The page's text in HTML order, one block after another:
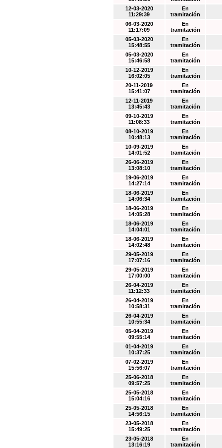
12-03-2020
11:29:39
En
tramitación
06-03-2020
11:17:09
En
tramitación
05-03-2020
15:48:55
En
tramitación
05-03-2020
15:46:58
En
tramitación
10-12-2019
16:02:05
En
tramitación
20-11-2019
15:41:07
En
tramitación
12-11-2019
13:45:43
En
tramitación
09-10-2019
11:08:33
En
tramitación
08-10-2019
10:48:13
En
tramitación
10-09-2019
14:01:52
En
tramitación
26-06-2019
13:08:10
En
tramitación
19-06-2019
14:27:14
En
tramitación
18-06-2019
14:06:34
En
tramitación
18-06-2019
14:05:28
En
tramitación
18-06-2019
14:04:01
En
tramitación
18-06-2019
14:02:48
En
tramitación
29-05-2019
17:07:16
En
tramitación
29-05-2019
17:00:00
En
tramitación
26-04-2019
11:12:33
En
tramitación
26-04-2019
10:58:31
En
tramitación
26-04-2019
10:55:34
En
tramitación
05-04-2019
09:55:14
En
tramitación
01-04-2019
10:37:25
En
tramitación
07-02-2019
15:56:07
En
tramitación
25-06-2018
09:57:25
En
tramitación
25-05-2018
15:04:16
En
tramitación
25-05-2018
14:56:15
En
tramitación
23-05-2018
15:49:25
En
tramitación
23-05-2018
13:16:19
En
tramitación